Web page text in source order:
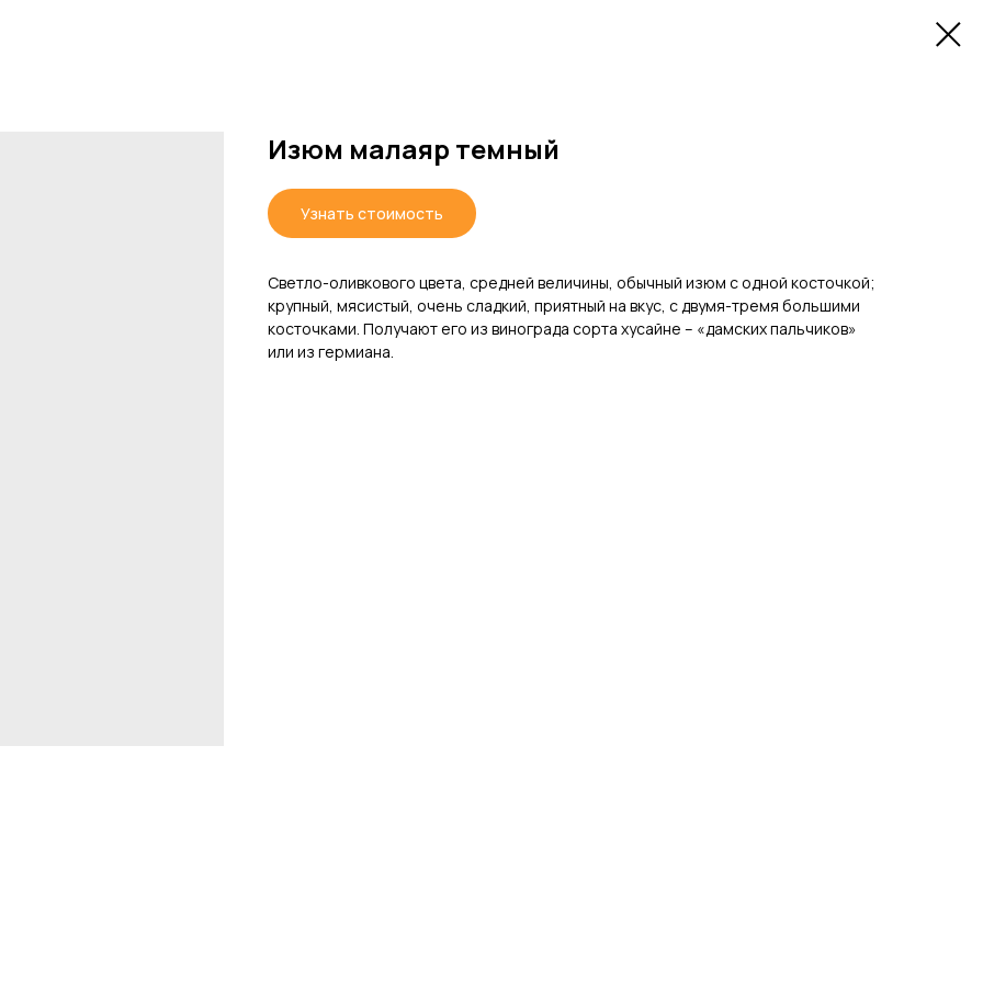
Изюм малаяр темный
Узнать стоимость
Светло-оливкового цвета, средней величины, обычный изюм с одной косточкой;
крупный, мясистый, очень сладкий, приятный на вкус, с двумя-тремя большими
косточками. Получают его из винограда сорта хусайне – «дамских пальчиков»
или из гермиана.